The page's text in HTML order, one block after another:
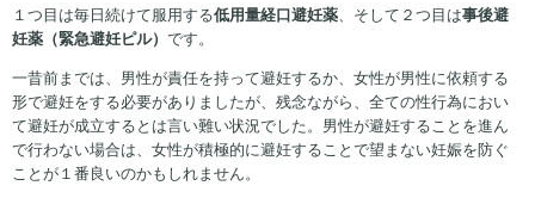
１つ目は毎日続けて服用する低用量経口避妊薬 、そして２つ目は事後避
妊薬（緊急避妊ピル） です。
一昔前までは、男性が責任を持って避妊するか、女性が男性に依頼する
形で避妊をする必要がありましたが、残念ながら、全ての性行為におい
て避妊が成立するとは言い難い状況でした。男性が避妊することを進ん
で行わない場合は、女性が積極的に避妊することで望まない妊娠を防ぐ
ことが１番良いのかもしれません。